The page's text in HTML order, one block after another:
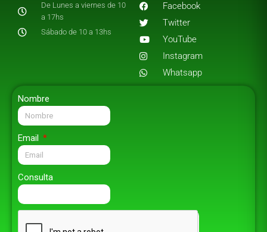
De Lunes a viernes de 10
a 17hs
Sábado de 10 a 13hs
Facebook
Twitter
YouTube
Instagram
Whatsapp
Nombre
Email
Consulta